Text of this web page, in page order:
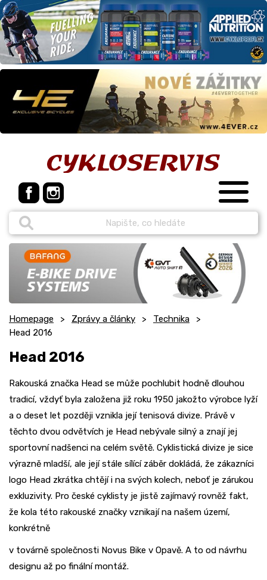
Homepage Zprávy a články
Technika
Head 2016
Head 2016
Rakouská značka Head se může pochlubit hodně dlouhou
tradicí, vždyť byla založena již roku 1950 jakožto výrobce lyží
a o deset let později vznikla její tenisová divize. Právě v
těchto dvou odvětvích je Head nebývale silný a znají jej
sportovní nadšenci na celém světě. Cyklistická divize je sice
výrazně mladší, ale její stále sílící záběr dokládá, že zákazníci
logo Head zkrátka chtějí i na svých kolech, neboť je zárukou
exkluzivity. Pro české cyklisty je jistě zajímavý rovněž fakt,
že kola této rakouské značky vznikají na našem území,
konkrétně
v továrně společnosti Novus Bike v Opavě. A to od návrhu
designu až po finální montáž.